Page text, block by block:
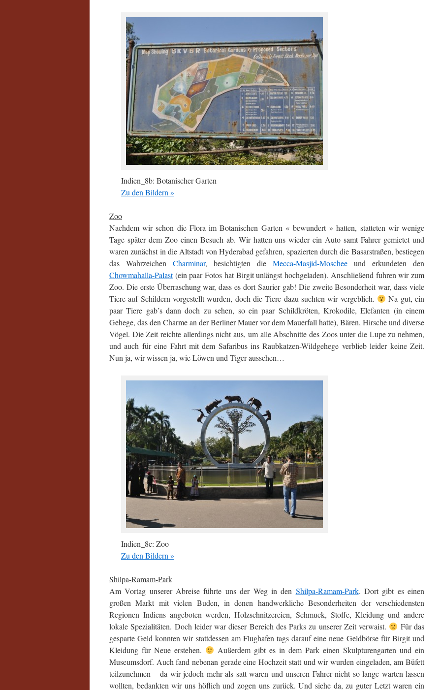
Indien_8b: Botanischer Garten
Zu den Bildern »
Zoo
Nachdem wir schon die Flora im Botanischen Garten « bewundert » hatten, statteten wir wenige
Tage später dem Zoo einen Besuch ab. Wir hatten uns wieder ein Auto samt Fahrer gemietet und
waren zunächst in die Altstadt von Hyderabad gefahren, spazierten durch die Basarstraßen, bestiegen
das Wahrzeichen Charminar, besichtigten die Mecca-Masjid-Moschee und erkundeten den
Chowmahalla-Palast(ein paar Fotos hat Birgit unlängst hochgeladen). Anschließend fuhren wir zum
Zoo. Die erste Überraschung war, dass es dort Saurier gab! Die zweite Besonderheit war, dass viele
Tiere auf Schildern vorgestellt wurden, doch die Tiere dazu suchten wir vergeblich.
Na gut, ein
paar Tiere gab’s dann doch zu sehen, so ein paar Schildkröten, Krokodile, Elefanten (in einem
Gehege, das den Charme an der Berliner Mauer vor dem Mauerfall hatte), Bären, Hirsche und diverse
Vögel. Die Zeit reichte allerdings nicht aus, um alle Abschnitte des Zoos unter die Lupe zu nehmen,
und auch für eine Fahrt mit dem Safaribus ins Raubkatzen-Wildgehege verblieb leider keine Zeit.
Nun ja, wir wissen ja, wie Löwen und Tiger aussehen…
Indien_8c: Zoo
Zu den Bildern »
Shilpa-Ramam-Park
Am Vortag unserer Abreise führte uns der Weg in den Shilpa-Ramam-Park. Dort gibt es einen
großen Markt mit vielen Buden, in denen handwerkliche Besonderheiten der verschiedensten
Regionen Indiens angeboten werden, Holzschnitzereien, Schmuck, Stoffe, Kleidung und andere
lokale Spezialitäten. Doch leider war dieser Bereich des Parks zu unserer Zeit verwaist.
Für das
gesparte Geld konnten wir stattdessen am Flughafen tags darauf eine neue Geldbörse für Birgit und
Kleidung für Neue erstehen.
Außerdem gibt es in dem Park einen Skulpturengarten und ein
Museumsdorf. Auch fand nebenan gerade eine Hochzeit statt und wir wurden eingeladen, am Büfett
teilzunehmen – da wir jedoch mehr als satt waren und unseren Fahrer nicht so lange warten lassen
wollten, bedankten wir uns höflich und zogen uns zurück. Und siehe da, zu guter Letzt waren ein